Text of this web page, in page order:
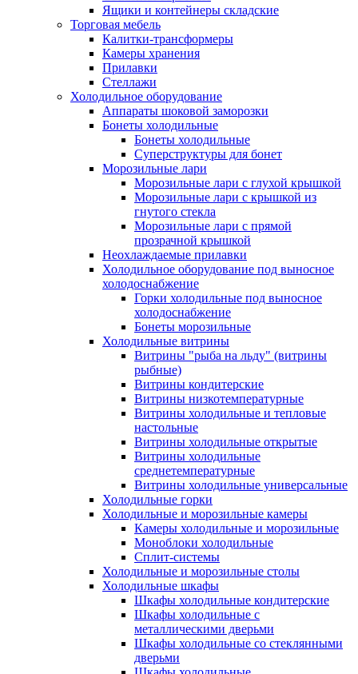
Ящики и контейнеры складские
Торговая мебель
Калитки-трансформеры
Камеры хранения
Прилавки
Стеллажи
Холодильное оборудование
Аппараты шоковой заморозки
Бонеты холодильные
Бонеты холодильные
Суперструктуры для бонет
Морозильные лари
Морозильные лари с глухой крышкой
Морозильные лари с крышкой из
гнутого стекла
Морозильные лари с прямой
прозрачной крышкой
Неохлаждаемые прилавки
Холодильное оборудование под выносное
холодоснабжение
Горки холодильные под выносное
холодоснабжение
Бонеты морозильные
Холодильные витрины
Витрины "рыба на льду" (витрины
рыбные)
Витрины кондитерские
Витрины низкотемпературные
Витрины холодильные и тепловые
настольные
Витрины холодильные открытые
Витрины холодильные
среднетемпературные
Витрины холодильные универсальные
Холодильные горки
Холодильные и морозильные камеры
Камеры холодильные и морозильные
Моноблоки холодильные
Сплит-системы
Холодильные и морозильные столы
Холодильные шкафы
Шкафы холодильные кондитерские
Шкафы холодильные с
металлическими дверьми
Шкафы холодильные со стеклянными
дверьми